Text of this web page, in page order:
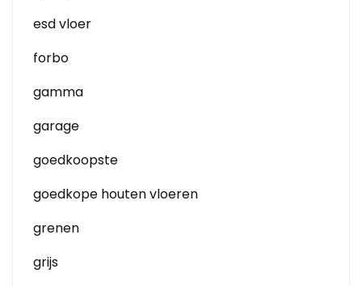
esd vloer
forbo
gamma
garage
goedkoopste
goedkope houten vloeren
grenen
grijs